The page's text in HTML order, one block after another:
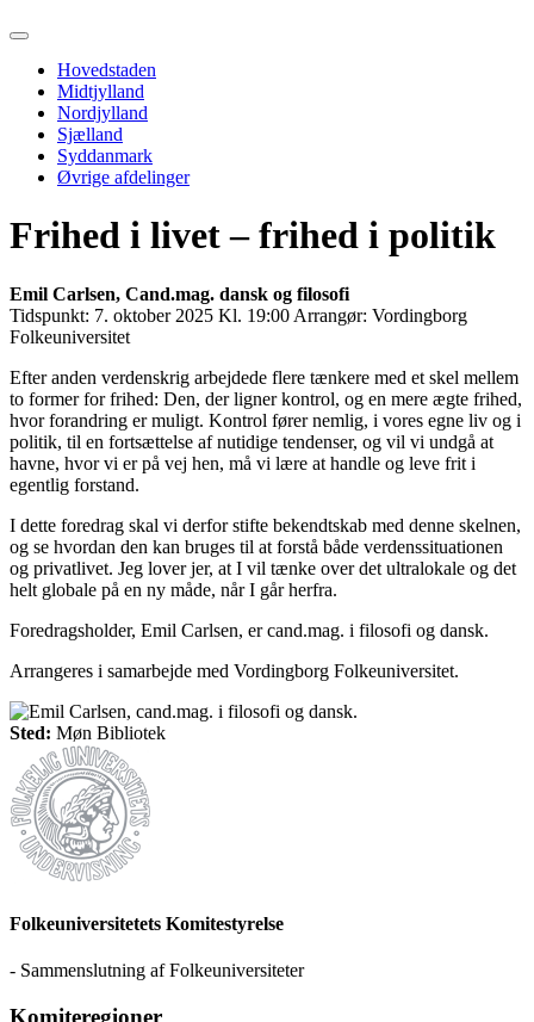
Primary
Hovedstaden
Midtjylland
Nordjylland
Sjælland
Syddanmark
Øvrige afdelinger
Frihed i livet – frihed i politik
Emil Carlsen, Cand.mag. dansk og filosofi
Tidspunkt: 7. oktober 2025 Kl. 19:00 Arrangør: Vordingborg
Folkeuniversitet
Efter anden verdenskrig arbejdede flere tænkere med et skel mellem
to former for frihed: Den, der ligner kontrol, og en mere ægte frihed,
hvor forandring er muligt. Kontrol fører nemlig, i vores egne liv og i
politik, til en fortsættelse af nutidige tendenser, og vil vi undgå at
havne, hvor vi er på vej hen, må vi lære at handle og leve frit i
egentlig forstand.
I dette foredrag skal vi derfor stifte bekendtskab med denne skelnen,
og se hvordan den kan bruges til at forstå både verdenssituationen
og privatlivet. Jeg lover jer, at I vil tænke over det ultralokale og det
helt globale på en ny måde, når I går herfra.
Foredragsholder, Emil Carlsen, er cand.mag. i filosofi og dansk.
Arrangeres i samarbejde med Vordingborg Folkeuniversitet.
Sted: Møn Bibliotek
Folkeuniversitetets Komitestyrelse
- Sammenslutning af Folkeuniversiteter
Komiteregioner